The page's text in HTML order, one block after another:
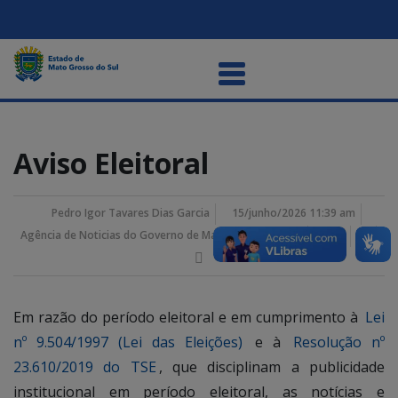
Aviso Eleitoral
Pedro Igor Tavares Dias Garcia
15/junho/2026 11:39 am
Agência de Noticias do Governo de Mato Grosso do Sul
Em razão do período eleitoral e em cumprimento à Lei
nº 9.504/1997 (Lei das Eleições)
e à
Resolução nº
23.610/2019 do TSE , que disciplinam a publicidade
institucional em período eleitoral, as notícias e